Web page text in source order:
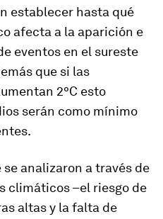
establecer hasta qué
afecta a la aparición e
eventos en el sureste
que si las
2°C esto
serán como mínimo
analizaron a través de
climáticos –el riesgo de
altas y la falta de